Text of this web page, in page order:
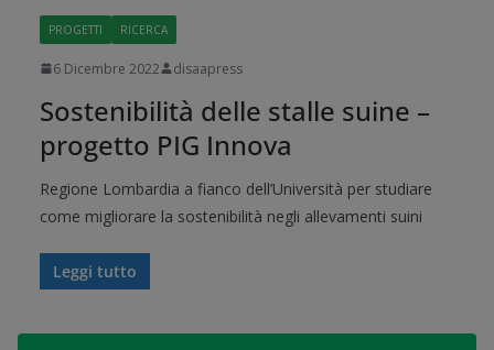
PROGETTI RICERCA
6 Dicembre 2022 disaapress
Sostenibilità delle stalle suine –
progetto PIG Innova
Regione Lombardia a fianco dell’Università per studiare
come migliorare la sostenibilità negli allevamenti suini
Leggi tutto